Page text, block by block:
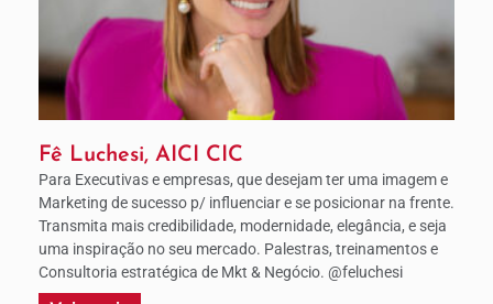
Fê Luchesi, AICI CIC
Para Executivas e empresas, que desejam ter uma imagem e
Marketing de sucesso p/ influenciar e se posicionar na frente.
Transmita mais credibilidade, modernidade, elegância, e seja
uma inspiração no seu mercado. Palestras, treinamentos e
Consultoria estratégica de Mkt & Negócio. @feluchesi